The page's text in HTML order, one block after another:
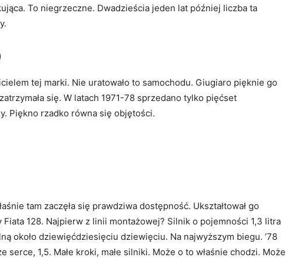
To niegrzeczne. Dwadzieścia jeden lat później liczba ta
tej marki. Nie uratowało to samochodu. Giugiaro pięknie go
się. W latach 1971-78 sprzedano tylko pięćset
Piękno rzadko równa się objętości.
tam zaczęła się prawdziwa dostępność. Ukształtował go
128. Najpierw z linii montażowej? Silnik o pojemności 1,3 litra
około dziewięćdziesięciu dziewięciu. Na najwyższym biegu. ’78
serce, 1,5. Małe kroki, małe silniki. Może o to właśnie chodzi. Może